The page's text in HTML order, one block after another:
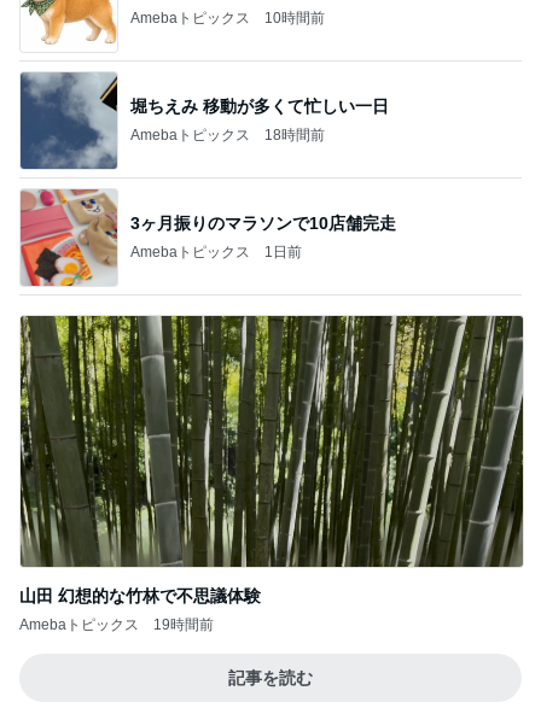
Amebaトピックス 10時間前
堀ちえみ 移動が多くて忙しい一日
Amebaトピックス 18時間前
3ヶ月振りのマラソンで10店舗完走
Amebaトピックス 1日前
山田 幻想的な竹林で不思議体験
Amebaトピックス 19時間前
記事を読む